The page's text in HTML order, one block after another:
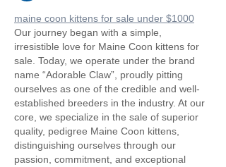
maine coon kittens for sale under $1000
Our journey began with a simple,
irresistible love for Maine Coon kittens for
sale. Today, we operate under the brand
name “Adorable Claw”, proudly pitting
ourselves as one of the credible and well-
established breeders in the industry. At our
core, we specialize in the sale of superior
quality, pedigree Maine Coon kittens,
distinguishing ourselves through our
passion, commitment, and exceptional